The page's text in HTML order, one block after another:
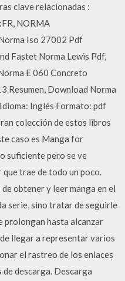
clave relacionadas :
NORMA
Iso 27002 Pdf
Fastet Norma Lewis Pdf,
E 060 Concreto
Resumen, Download Norma
Inglés Formato: pdf
colección de estos libros
caso es Manga for
suficiente pero se ve
trae de todo un poco.
obtener y leer manga en el
serie, sino tratar de seguirle
prolongan hasta alcanzar
llegar a representar varios
el rastreo de los enlaces
descarga. Descarga